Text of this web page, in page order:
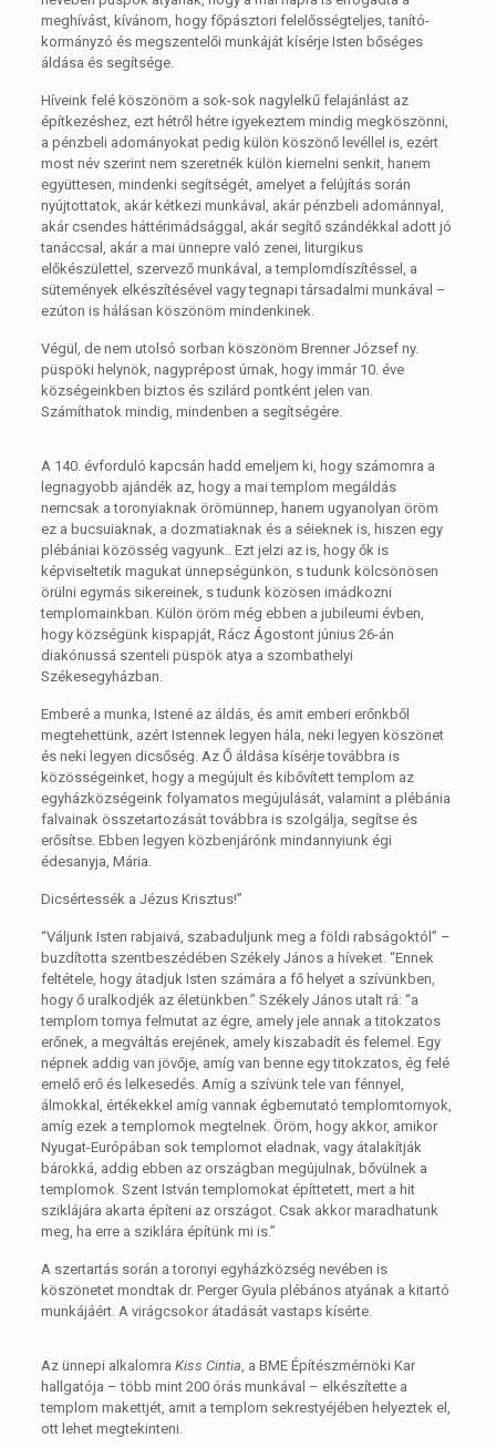
meghívást, kívánom, hogy főpásztori felelősségteljes, tanító-
kormányzó és megszentelői munkáját kísérje Isten bőséges
áldása és segítsége.
Híveink felé köszönöm a sok-sok nagylelkű felajánlást az
építkezéshez, ezt hétről hétre igyekeztem mindig megköszönni,
a pénzbeli adományokat pedig külön köszönő levéllel is, ezért
most név szerint nem szeretnék külön kiemelni senkit, hanem
együttesen, mindenki segítségét, amelyet a felújítás során
nyújtottatok, akár kétkezi munkával, akár pénzbeli adománnyal,
akár csendes háttérimádsággal, akár segítő szándékkal adott jó
tanáccsal, akár a mai ünnepre való zenei, liturgikus
előkészülettel, szervező munkával, a templomdíszítéssel, a
sütemények elkészítésével vagy tegnapi társadalmi munkával –
ezúton is hálásan köszönöm mindenkinek.
Végül, de nem utolsó sorban köszönöm Brenner József ny.
püspöki helynök, nagyprépost úrnak, hogy immár 10. éve
községeinkben biztos és szilárd pontként jelen van.
Számíthatok mindig, mindenben a segítségére.
A 140. évforduló kapcsán hadd emeljem ki, hogy számomra a
legnagyobb ajándék az, hogy a mai templom megáldás
nemcsak a toronyiaknak örömünnep, hanem ugyanolyan öröm
ez a bucsuiaknak, a dozmatiaknak és a séieknek is, hiszen egy
plébániai közösség vagyunk.. Ezt jelzi az is, hogy ők is
képviseltetik magukat ünnepségünkön, s tudunk kölcsönösen
örülni egymás sikereinek, s tudunk közösen imádkozni
templomainkban. Külön öröm még ebben a jubileumi évben,
hogy községünk kispapját, Rácz Ágostont június 26-án
diakónussá szenteli püspök atya a szombathelyi
Székesegyházban.
Emberé a munka, Istené az áldás, és amit emberi erőnkből
megtehettünk, azért Istennek legyen hála, neki legyen köszönet
és neki legyen dicsőség. Az Ő áldása kísérje továbbra is
közösségeinket, hogy a megújult és kibővített templom az
egyházközségeink folyamatos megújulását, valamint a plébánia
falvainak összetartozását továbbra is szolgálja, segítse és
erősítse. Ebben legyen közbenjárónk mindannyiunk égi
édesanyja, Mária.
Dicsértessék a Jézus Krisztus!”
“Váljunk Isten rabjaivá, szabaduljunk meg a földi rabságoktól” –
buzdította szentbeszédében Székely János a híveket. “Ennek
feltétele, hogy átadjuk Isten számára a fő helyet a szívünkben,
hogy ő uralkodjék az életünkben.” Székely János utalt rá: “a
templom tornya felmutat az égre, amely jele annak a titokzatos
erőnek, a megváltás erejének, amely kiszabadít és felemel. Egy
népnek addig van jövője, amíg van benne egy titokzatos, ég felé
emelő erő és lelkesedés. Amíg a szívünk tele van fénnyel,
álmokkal, értékekkel amíg vannak égbemutató templomtornyok,
amíg ezek a templomok megtelnek. Öröm, hogy akkor, amikor
Nyugat-Európában sok templomot eladnak, vagy átalakítják
bárokká, addig ebben az országban megújulnak, bővülnek a
templomok. Szent István templomokat építtetett, mert a hit
sziklájára akarta építeni az országot. Csak akkor maradhatunk
meg, ha erre a sziklára építünk mi is.”
A szertartás során a toronyi egyházközség nevében is
köszönetet mondtak dr. Perger Gyula plébános atyának a kitartó
munkájáért. A virágcsokor átadását vastaps kísérte.
Az ünnepi alkalomra Kiss Cintia , a BME Építészmérnöki Kar
hallgatója – több mint 200 órás munkával – elkészítette a
templom makettjét, amit a templom sekrestyéjében helyeztek el,
ott lehet megtekinteni.